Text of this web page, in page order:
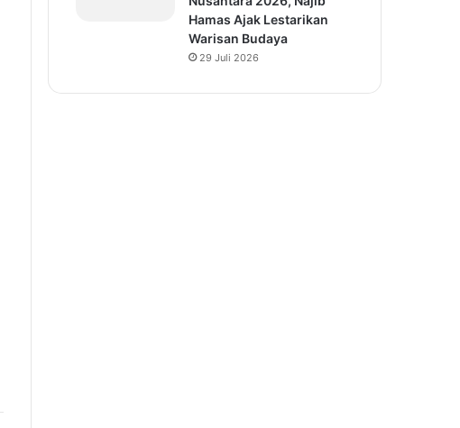
Hamas Ajak Lestarikan
Warisan Budaya
29 Juli 2026